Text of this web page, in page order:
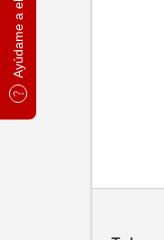
Ayúdame a elegir